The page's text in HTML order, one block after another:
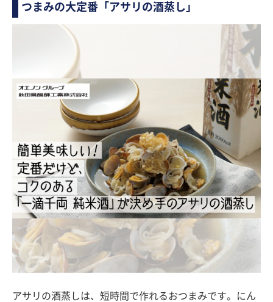
つまみの大定番「アサリの酒蒸し」
アサリの酒蒸しは、短時間で作れるおつまみです。にん